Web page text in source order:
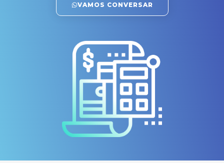
VAMOS CONVERSAR